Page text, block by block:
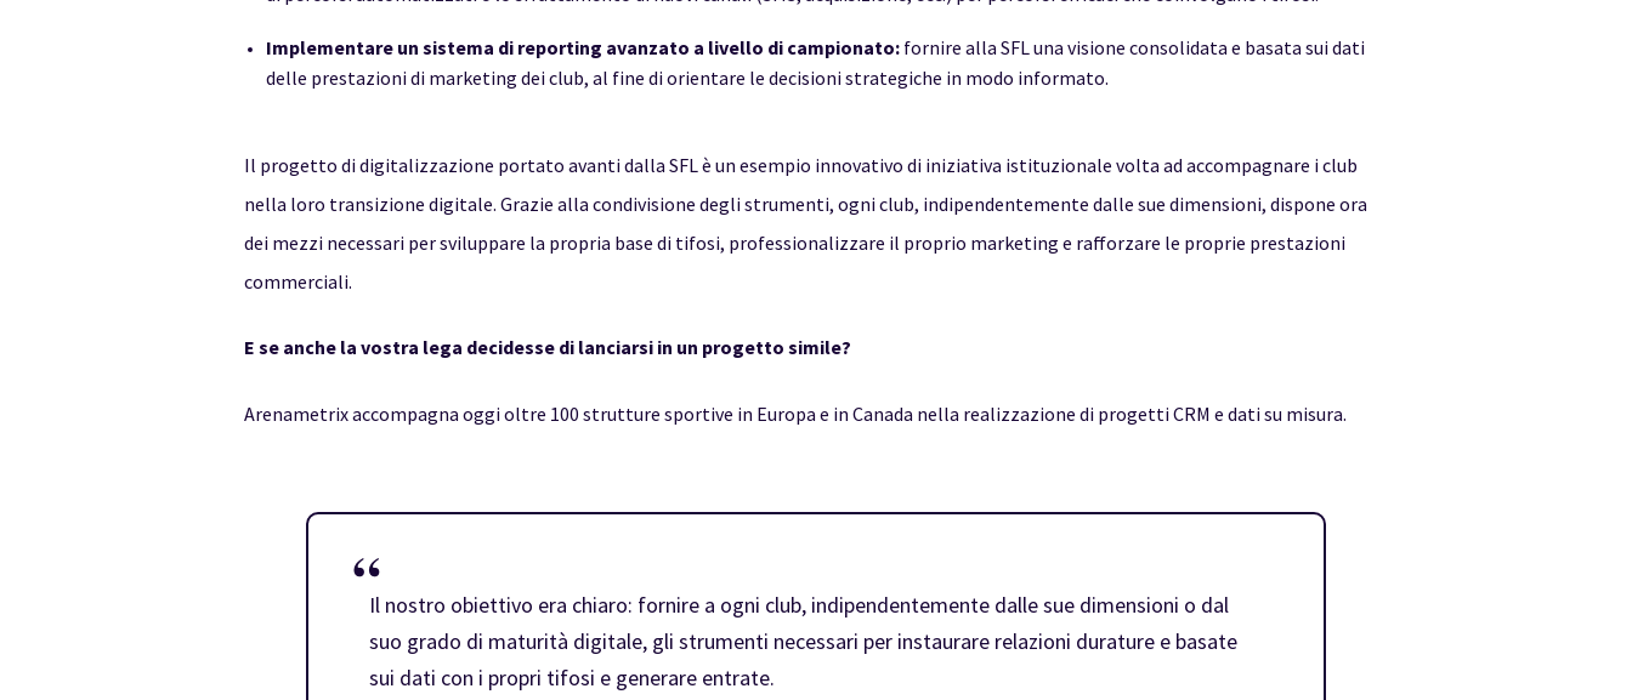
Implementare un sistema di reporting avanzato a livello di campionato: fornire alla SFL una visione consolidata e basata sui dati
delle prestazioni di marketing dei club, al fine di orientare le decisioni strategiche in modo informato.
Il progetto di digitalizzazione portato avanti dalla SFL è un esempio innovativo di iniziativa istituzionale volta ad accompagnare i club
nella loro transizione digitale. Grazie alla condivisione degli strumenti, ogni club, indipendentemente dalle sue dimensioni, dispone ora
dei mezzi necessari per sviluppare la propria base di tifosi, professionalizzare il proprio marketing e rafforzare le proprie prestazioni
commerciali.
E se anche la vostra lega decidesse di lanciarsi in un progetto simile?
Arenametrix accompagna oggi oltre 100 strutture sportive in Europa e in Canada nella realizzazione di progetti CRM e dati su misura.
Il nostro obiettivo era chiaro: fornire a ogni club, indipendentemente dalle sue dimensioni o dal
suo grado di maturità digitale, gli strumenti necessari per instaurare relazioni durature e basate
sui dati con i propri tifosi e generare entrate.